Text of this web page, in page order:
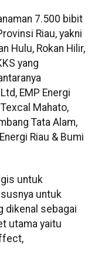
7.500 bibit
Riau, yakni
Hulu, Rokan Hilir,
yang
EMP Energi
Mahato,
Tata Alam,
Riau & Bumi
untuk
untuk
dikenal sebagai
utama yaitu